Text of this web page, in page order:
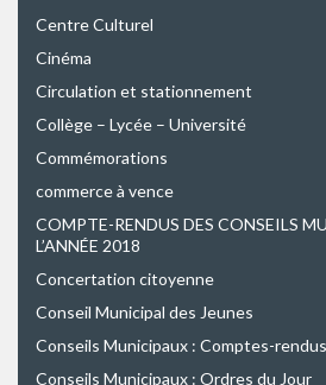
Centre Culturel
Cinéma
Circulation et stationnement
Collège – Lycée – Université
Commémorations
commerce à vence
COMPTE-RENDUS DES CONSEILS
L’ANNÉE 2018
Concertation citoyenne
Conseil Municipal des Jeunes
Conseils Municipaux : Comptes-rendus
Conseils Municipaux : Ordres du Jour